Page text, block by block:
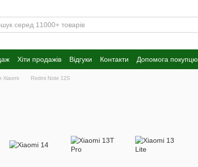
Хіти продажів Відгуки Контакти Допомога покупцю
Xiaomi Redmi Note 12S